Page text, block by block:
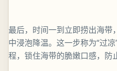
最后，时间一到立即捞出海带
中浸泡降温。这一步称为“过
程，锁住海带的脆嫩口感，防